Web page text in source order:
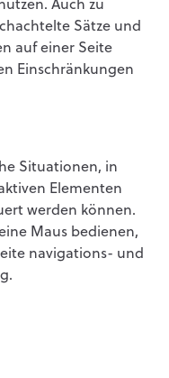
Auch zu
Sätze und
auf einer Seite
Einschränkungen
Situationen, in
Elementen
werden können.
Maus bedienen,
navigations- und